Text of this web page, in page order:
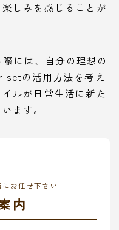
しみを感じることが
には、自分の理想の
setの活用方法を考え
ルが日常生活に新た
ます。
お任せ下さい
内